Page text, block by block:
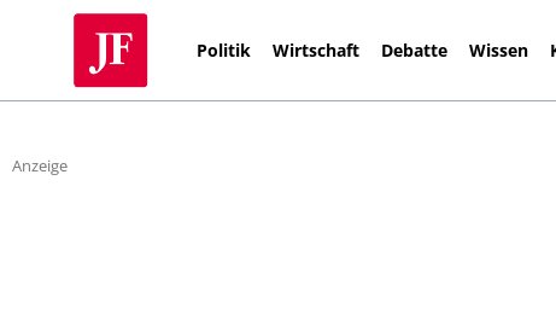
Politik Wirtschaft Debatte Wissen
Anzeige